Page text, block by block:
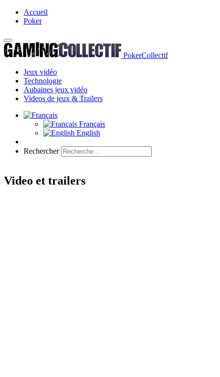
Accueil
Poker
PokerCollectif
Jeux vidéo
Technologie
Aubaines jeux vidéo
Videos de jeux & Trailers
Français
English
Rechercher
Video et trailers